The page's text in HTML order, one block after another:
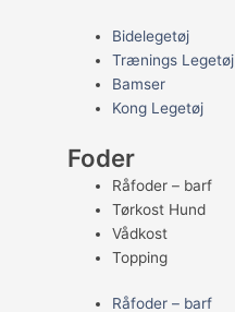
Bidelegetøj
Trænings Legetøj
Bamser
Kong Legetøj
Foder
Råfoder – barf
Tørkost Hund
Vådkost
Topping
Råfoder – barf